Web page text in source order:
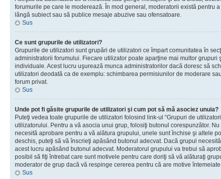
forumurile pe care le moderează. În mod general, moderatorii există pentru
lângă subiect sau să publice mesaje abuzive sau ofensatoare.
Sus
Ce sunt grupurile de utilizatori?
Grupurile de utilizatori sunt grupări de utilizatori ce împart comunitatea în
administratorii forumului. Fiecare utilizator poate aparţine mai multor grupuri
individuale. Acest lucru uşurează munca administratorilor dacă doresc să
utilizatori deodată ca de exemplu: schimbarea permisiunilor de moderare
forum privat.
Sus
Unde pot fi găsite grupurile de utilizatori şi cum pot să mă asociez unuia?
Puteţi vedea toate grupurile de utilizatori folosind link-ul “Grupuri de
utilizatorului. Pentru a vă asocia unui grup, folosiţi butonul corespunzător.
necesită aprobare pentru a vă alătura grupului, unele sunt închise şi altele
deschis, puteţi să vă înscrieţi apăsând butonul adecvat. Dacă grupul
acest lucru apăsând butonul adecvat. Moderatorul grupului va trebui să
posibil să fiţi întrebat care sunt motivele pentru care doriţi să vă alăturaţi
moderator de grup dacă vă respinge cererea pentru că are motive
Sus